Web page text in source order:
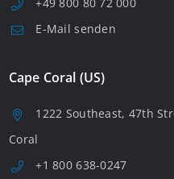
E-Mail senden
Cape Coral (US)
1222 Southeast, 47th
Coral
+1 800 638-0247